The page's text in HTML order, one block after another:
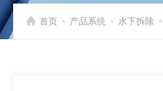
首页 - 产品系统 - 水下拆除 -